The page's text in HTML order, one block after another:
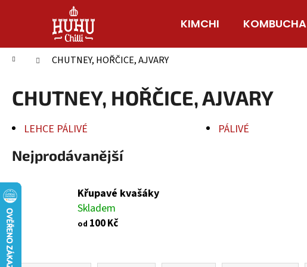
KIMCHI KOMBUCHA
Domů CHUTNEY, HOŘČICE, AJVARY
CHUTNEY, HOŘČICE, AJVARY
LEHCE PÁLIVÉ PÁLIVÉ
Nejprodávanější
Křupavé kvašáky
Skladem
od 100 Kč
Ř
í
Zpět
do
obchodu
Zpět
do
obchodu